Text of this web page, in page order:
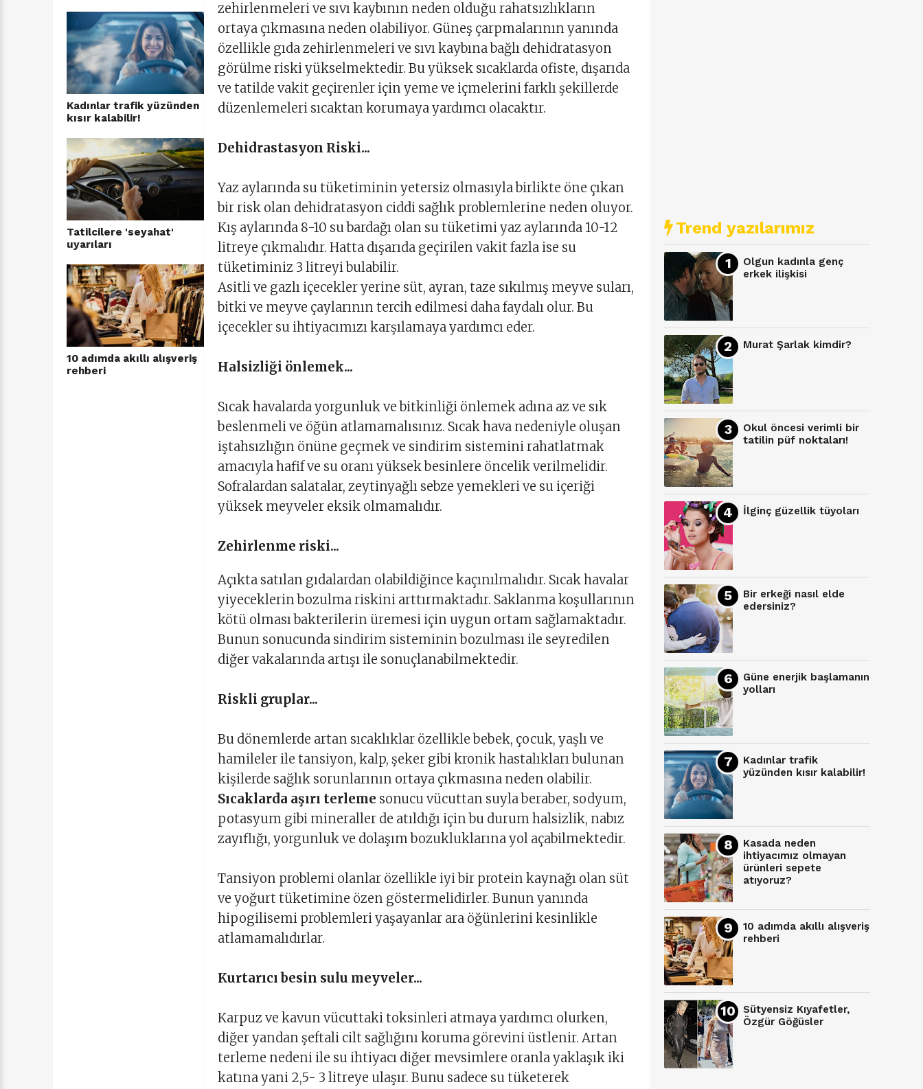
Kadınlar trafik yüzünden
kısır kalabilir!
Tatilcilere 'seyahat'
uyarıları
10 adımda akıllı alışveriş
rehberi
zehirlenmeleri ve sıvı kaybının neden olduğu rahatsızlıkların
ortaya çıkmasına neden olabiliyor. Güneş çarpmalarının yanında
özellikle gıda zehirlenmeleri ve sıvı kaybına bağlı dehidratasyon
görülme riski yükselmektedir. Bu yüksek sıcaklarda ofiste, dışarıda
ve tatilde vakit geçirenler için yeme ve içmelerini farklı şekillerde
düzenlemeleri sıcaktan korumaya yardımcı olacaktır.
Dehidrastasyon Riski...
Yaz aylarında su tüketiminin yetersiz olmasıyla birlikte öne çıkan
bir risk olan dehidratasyon ciddi sağlık problemlerine neden oluyor.
Kış aylarında 8-10 su bardağı olan su tüketimi yaz aylarında 10-12
litreye çıkmalıdır. Hatta dışarıda geçirilen vakit fazla ise su
tüketiminiz 3 litreyi bulabilir.
Asitli ve gazlı içecekler yerine süt, ayran, taze sıkılmış meyve suları,
bitki ve meyve çaylarının tercih edilmesi daha faydalı olur. Bu
içecekler su ihtiyacımızı karşılamaya yardımcı eder.
Halsizliği önlemek...
Sıcak havalarda yorgunluk ve bitkinliği önlemek adına az ve sık
beslenmeli ve öğün atlamamalısınız. Sıcak hava nedeniyle oluşan
iştahsızlığın önüne geçmek ve sindirim sistemini rahatlatmak
amacıyla hafif ve su oranı yüksek besinlere öncelik verilmelidir.
Sofralardan salatalar, zeytinyağlı sebze yemekleri ve su içeriği
yüksek meyveler eksik olmamalıdır.
Zehirlenme riski...
Açıkta satılan gıdalardan olabildiğince kaçınılmalıdır. Sıcak havalar
yiyeceklerin bozulma riskini arttırmaktadır. Saklanma koşullarının
kötü olması bakterilerin üremesi için uygun ortam sağlamaktadır.
Bunun sonucunda sindirim sisteminin bozulması ile seyredilen
diğer vakalarında artışı ile sonuçlanabilmektedir.
Riskli gruplar...
Bu dönemlerde artan sıcaklıklar özellikle bebek, çocuk, yaşlı ve
hamileler ile tansiyon, kalp, şeker gibi kronik hastalıkları bulunan
kişilerde sağlık sorunlarının ortaya çıkmasına neden olabilir.
Sıcaklarda aşırı terleme sonucu vücuttan suyla beraber, sodyum,
potasyum gibi mineraller de atıldığı için bu durum halsizlik, nabız
zayıflığı, yorgunluk ve dolaşım bozukluklarına yol açabilmektedir.
Tansiyon problemi olanlar özellikle iyi bir protein kaynağı olan süt
ve yoğurt tüketimine özen göstermelidirler. Bunun yanında
hipogilisemi problemleri yaşayanlar ara öğünlerini kesinlikle
atlamamalıdırlar.
Kurtarıcı besin sulu meyveler...
Karpuz ve kavun vücuttaki toksinleri atmaya yardımcı olurken,
diğer yandan şeftali cilt sağlığını koruma görevini üstlenir. Artan
terleme nedeni ile su ihtiyacı diğer mevsimlere oranla yaklaşık iki
katına yani 2,5- 3 litreye ulaşır. Bunu sadece su tüketerek
Trend yazılarımız
Olgun kadınla genç
erkek ilişkisi
Murat Şarlak kimdir?
Okul öncesi verimli bir
tatilin püf noktaları!
İlginç güzellik tüyoları
Bir erkeği nasıl elde
edersiniz?
Güne enerjik başlamanın
yolları
Kadınlar trafik
yüzünden kısır kalabilir!
Kasada neden
ihtiyacımız olmayan
ürünleri sepete
atıyoruz?
10 adımda akıllı alışveriş
rehberi
Sütyensiz Kıyafetler,
Özgür Göğüsler